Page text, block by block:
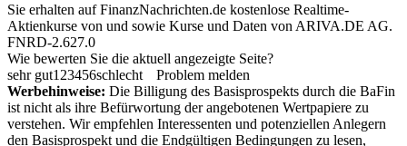
Sie erhalten auf FinanzNachrichten.de kostenlose Realtime-
Aktienkurse von und sowie Kurse und Daten von ARIVA.DE AG.
FNRD-2.627.0
Wie bewerten Sie die aktuell angezeigte Seite?
sehr gut1 23456schlecht
Problem melden
Werbehinweise: Die Billigung des Basisprospekts durch die BaFin
ist nicht als ihre Befürwortung der angebotenen Wertpapiere zu
verstehen. Wir empfehlen Interessenten und potenziellen Anlegern
den Basisprospekt und die Endgültigen Bedingungen zu lesen,